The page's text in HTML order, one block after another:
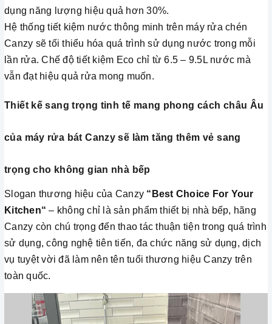
dụng năng lượng hiệu quả hơn 30%.
Hệ thống tiết kiệm nước thông minh trên máy rửa chén
Canzy sẽ tối thiểu hóa quá trình sử dụng nước trong mỗi
lần rửa. Chế độ tiết kiệm Eco chỉ từ 6.5 – 9.5L nước mà
vẫn đạt hiệu quả rửa mong muốn.
Thiết kế sang trọng tinh tế mang phong cách châu Âu
của máy rửa bát Canzy sẽ làm tăng thêm vẻ sang
trọng cho không gian nhà bếp
Slogan thương hiệu của Canzy “Best Choice For Your
Kitchen“ – không chỉ là sản phẩm thiết bị nhà bếp, hãng
Canzy còn chú trọng đến thao tác thuận tiện trong quá trình
sử dụng, công nghệ tiên tiến, đa chức năng sử dụng, dịch
vụ tuyệt vời đã làm nên tên tuổi thương hiệu Canzy trên
toàn quốc.